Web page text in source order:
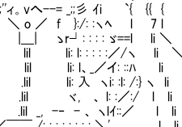
。vへ--= _;;彡 ｲi `{ {{ {
／ f }:/: :ヽﾍ l 7 l
ゝr┘: : : : ゞ==l li ＼
li lil li: l: : : : :／/ヽ li
: li lil li: l、_／イ: ::ﾊ li
: / .lil li: 入 ヽi: :l: /:} ヽ
.lil ヾ, 、 l: :／:/ l
/ .lil _, -‐ - 、 ヽlｲ::／